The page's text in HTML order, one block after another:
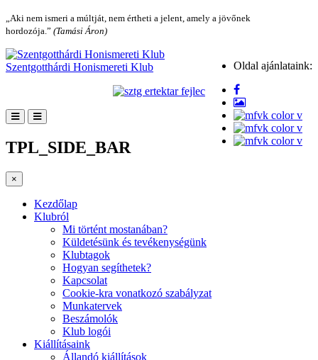
„Aki nem ismeri a múltját, nem értheti a jelent, amely a jövőnek
hordozója.” (Tamási Áron)
Oldal ajánlataink:
Szentgotthárdi Honismereti Klub
TPL_SIDE_BAR
×
Kezdőlap
Klubról
Mi történt mostanában?
Küldetésünk és tevékenységünk
Klubtagok
Hogyan segíthetek?
Kapcsolat
Cookie-kra vonatkozó szabályzat
Munkatervek
Beszámolók
Klub logói
Kiállításaink
Állandó kiállítások